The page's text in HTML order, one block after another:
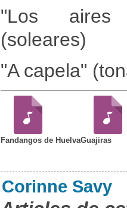
"Los aires
(soleares)
"A capela"
Fandangos de HuelvaGuajiras
Corinne Savy